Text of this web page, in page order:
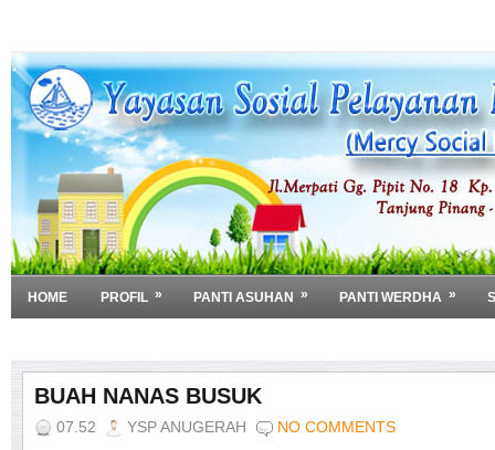
HOME PROFIL » PANTI ASUHAN » PANTI WERDHA »
BUAH NANAS BUSUK
07.52 YSP ANUGERAH NO COMMENTS